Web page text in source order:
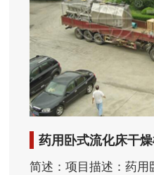
药用卧式流化床干
简述：项目描述：药用